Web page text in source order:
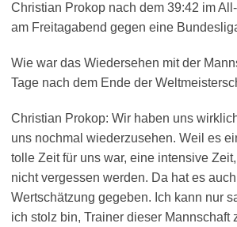
Christian Prokop nach dem 39:42 im
am Freitagabend gegen eine
Wie war das Wiedersehen mit der
Tage nach dem Ende der
Christian Prokop: Wir haben uns
uns nochmal wiederzusehen. Weil es
tolle Zeit für uns war, eine intensive
nicht vergessen werden. Da hat es
Wertschätzung gegeben. Ich kann nur
ich stolz bin, Trainer dieser Mannschaft